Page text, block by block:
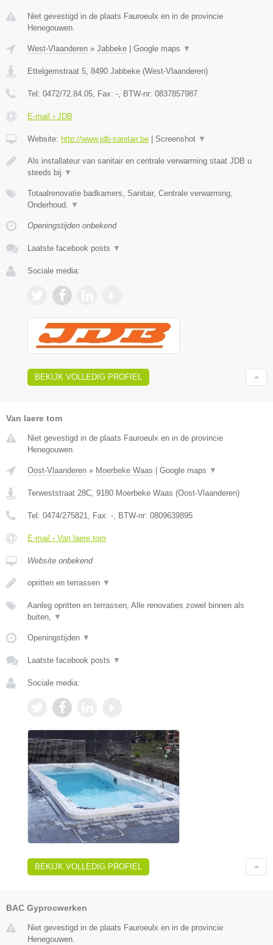
Niet gevestigd in de plaats Fauroeulx en in de provincie
Henegouwen.
West-Vlaanderen » Jabbeke Google maps ▼
Ettelgemstraat 5, 8490 Jabbeke (West-Vlaanderen)
Tel: 0472/72.84.05, Fax: -, BTW-nr: 0837857987
E-mail › JDB
Website: http://www.jdb-sanitair.be Screenshot ▼
Als installateur van sanitair en centrale verwarming staat JDB u
steeds bij ▼
Totaalrenovatie badkamers, Sanitair, Centrale verwarming,
Onderhoud, ▼
Openingstijden onbekend
Laatste facebook posts ▼
Sociale media:
BEKIJK VOLLEDIG PROFIEL
Van laere tom
Niet gevestigd in de plaats Fauroeulx en in de provincie
Henegouwen.
Oost-Vlaanderen » Moerbeke Waas Google maps ▼
Terweststraat 28C 9180 Moerbeke Waas (Oost-Vlaanderen)
Tel: 0474/275821 , Fax: - , BTW-nr: 0809639895
E-mail › Van laere tom
Website onbekend
opritten en terrassen ▼
Aanleg opritten en terrassen, Alle renovaties zowel binnen als
buiten,
▼
Openingstijden ▼
Laatste facebook posts ▼
Sociale media:
BEKIJK VOLLEDIG PROFIEL
BAC Gyprocwerken
Niet gevestigd in de plaats Fauroeulx en in de provincie
Henegouwen.